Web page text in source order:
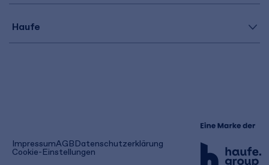
Haufe
ImpressumAGB(öffnet
in
einem
Datenschutzerklärung
Cookie-Einstellungen